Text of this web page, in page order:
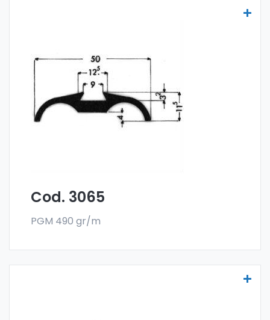
Cod. 3065
PGM 490 gr/m
Las molduras para vehículos se fabrican
con la especial aleación 6060 y se venden
en el formato en barra. El pedido mínimo es
de 300 kg.